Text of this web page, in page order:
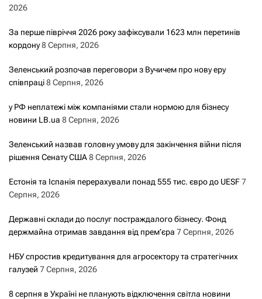
і
я
а
з
п
и
а
м
и
2026
За перше півріччя 2026 року зафіксували 1623 млн перетинів
кордону8 Серпня, 2026
Зеленський розпочав переговори з Вучичем про нову еру
співпраці8 Серпня, 2026
у РФ неплатежі між компаніями стали нормою для бізнесу
новини LB.ua 8 Серпня, 2026
Зеленський назвав головну умову для закінчення війни після
рішення Сенату США8 Серпня, 2026
Естонія та Іспанія перерахували понад 555 тис. євро до UESF7
Серпня, 2026
Державні склади до послуг постраждалого бізнесу. Фонд
держмайна отримав завдання від прем’єра 7 Серпня, 2026
НБУ спростив кредитування для агросектору та стратегічних
галузей 7 Серпня, 2026
8 серпня в Україні не планують відключення світла новини